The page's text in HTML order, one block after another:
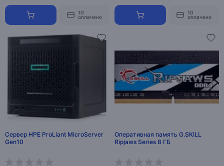
10
оплачено
10
оплачено
Сервер HPE ProLiant MicroServer
Gen10
Оперативная память G.SKILL
Ripjaws Series 8 ГБ